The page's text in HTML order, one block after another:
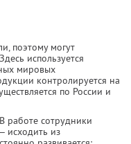
поэтому могут
используется
мировых
контролируется на
по России и
работе сотрудники
исходить из